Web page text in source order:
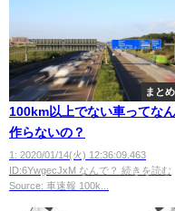
まと
100km以上でない車ってな
作らないの？
1: 2020/01/14(火) 12:36:09.463
ID:6YwgecJxM なんで？ 続きを読む
Source: 車速報 100k...